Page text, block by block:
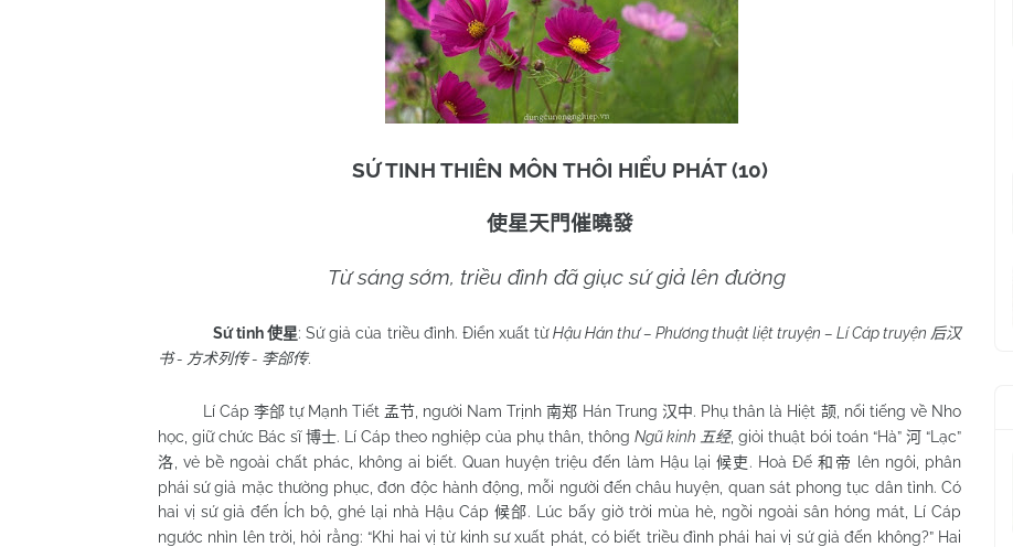
SỨ TINH THIÊN MÔN THÔI HIỂU PHÁT (10)
使星天門催曉發
Từ sáng sớm, triều đình đã giục sứ giả lên đường
Sứ tinh使星: Sứ giả của triều đình. Điển xuất từHậu Hán thư – Phương thuật liệt truyện – Lí Cáp truyện 后汉
书- 方术列传- 李郃传.
Lí Cáp李郃 tự Mạnh Tiết 孟节 , người Nam Trịnh南郑 Hán Trung 汉中. Phụ thân là Hiệt 颉, nổi tiếng về Nho
học, giữ chức Bác sĩ 博士. Lí Cáp theo nghiệp của phụ thân, thông Ngũ kinh 五经, giỏi thuật bói toán “Hà” 河 “Lạc”
洛 , vẻ bề ngoài chất phác, không ai biết. Quan huyện triệu đến làm Hậu lại 候吏 . Hoà Đế和帝
lên ngôi, phân
phái sứ giả mặc thường phục, đơn độc hành động, mỗi người đến châu huyện, quan sát phong tục dân tình. Có
hai vị sứ giả đến Ích bộ, ghé lại nhà Hậu Cáp 候郃. Lúc bấy giờ trời mùa hè, ngồi ngoài sân hóng mát, Lí Cáp
ngước nhìn lên trời, hỏi rằng: “Khi hai vị từ kinh sư xuất phát, có biết triều đình phái hai vị sứ giả đến không?” Hai